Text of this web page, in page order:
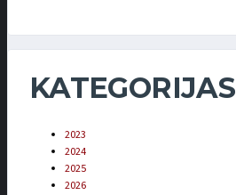
KATEGORIJAS
2023
2024
2025
2026